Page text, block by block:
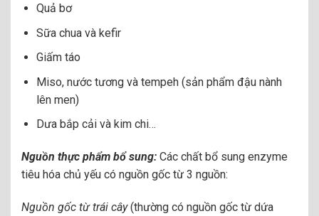
Quả bơ
Sữa chua và kefir
Giấm táo
Miso, nước tương và tempeh (sản phẩm đậu nành
lên men)
Dưa bắp cải và kim chi…
Nguồn thực phẩm bổ sung: Các chất bổ sung enzyme
tiêu hóa chủ yếu có nguồn gốc từ 3 nguồn:
Nguồn gốc từ trái cây(thường có nguồn gốc từ dứa